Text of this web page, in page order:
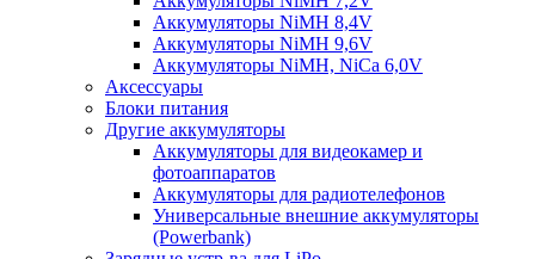
Аккумуляторы NiMH 8,4V
Аккумуляторы NiMH 9,6V
Аккумуляторы NiMH, NiCa 6,0V
Аксессуары
Блоки питания
Другие аккумуляторы
Аккумуляторы для видеокамер и
фотоаппаратов
Аккумуляторы для радиотелефонов
Универсальные внешние аккумуляторы
(Powerbank)